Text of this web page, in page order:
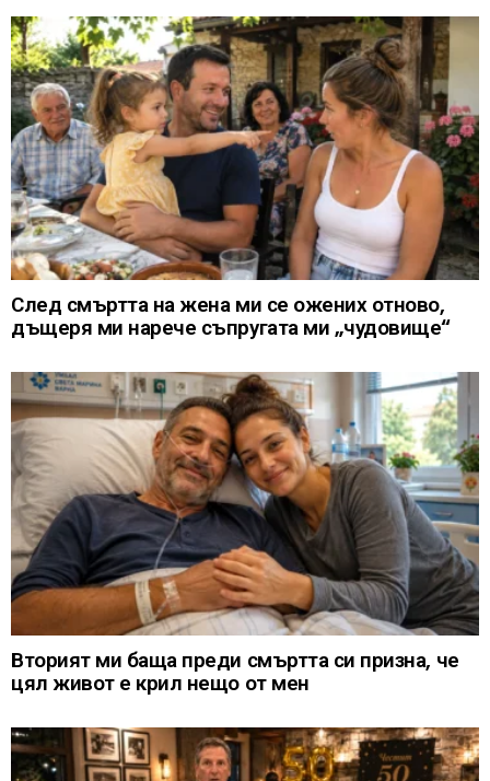
След смъртта на жена ми се ожених отново,
дъщеря ми нарече съпругата ми „чудовище“
Вторият ми баща преди смъртта си призна, че
цял живот е крил нещо от мен